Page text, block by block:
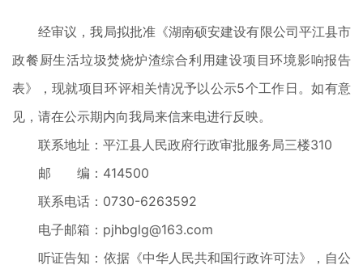
经审议，我局拟批准《湖南硕安建设有限公司平江县市
政餐厨生活垃圾焚烧炉渣综合利用建设项目环境影响报告
表》，现就项目环评相关情况予以公示5个工作日。如有意
见，请在公示期内向我局来信来电进行反映。
联系地址：平江县人民政府行政审批服务局三楼310
邮 编：414500
联系电话：0730-6263592
电子邮箱：pjhbglg@163.com
听证告知：依据《中华人民共和国行政许可法》，自公